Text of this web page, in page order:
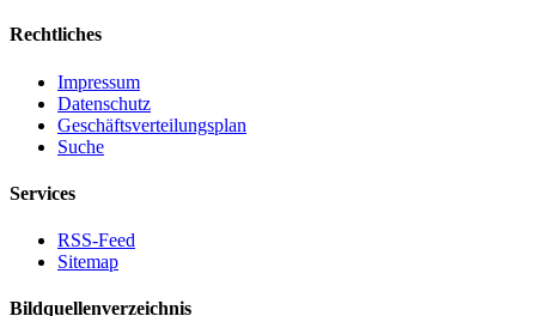
Rechtliches
Impressum
Datenschutz
Geschäftsverteilungsplan
Suche
Services
RSS-Feed
Sitemap
Bildquellenverzeichnis